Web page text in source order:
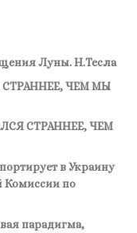
Луны. Н.Тесла
ЧЕМ МЫ
СТРАННЕЕ, ЧЕМ
в Украину
Комиссии по
парадигма,